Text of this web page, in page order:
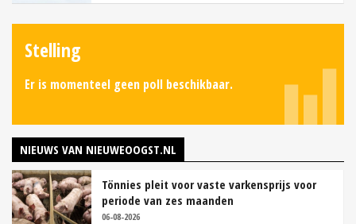
Stelling
Er is momenteel geen poll beschikbaar.
NIEUWS VAN NIEUWEOOGST.NL
Tönnies pleit voor vaste varkensprijs voor
periode van zes maanden
06-08-2026